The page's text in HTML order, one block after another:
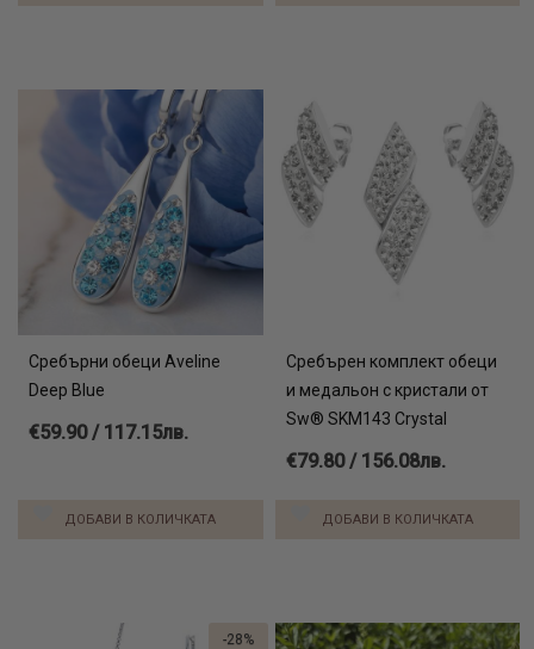
Сребърни обеци Aveline
Deep Blue
€59.90 / 117.15лв.
ДОБАВИ В КОЛИЧКАТА
Сребърен комплект обеци
и медальон с кристали от
Sw® SKM143 Crystal
€79.80 / 156.08лв.
ДОБАВИ В КОЛИЧКАТА
-28%